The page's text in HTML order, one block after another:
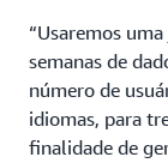
“Usaremos
semanas de
número de
idiomas, para
finalidade de